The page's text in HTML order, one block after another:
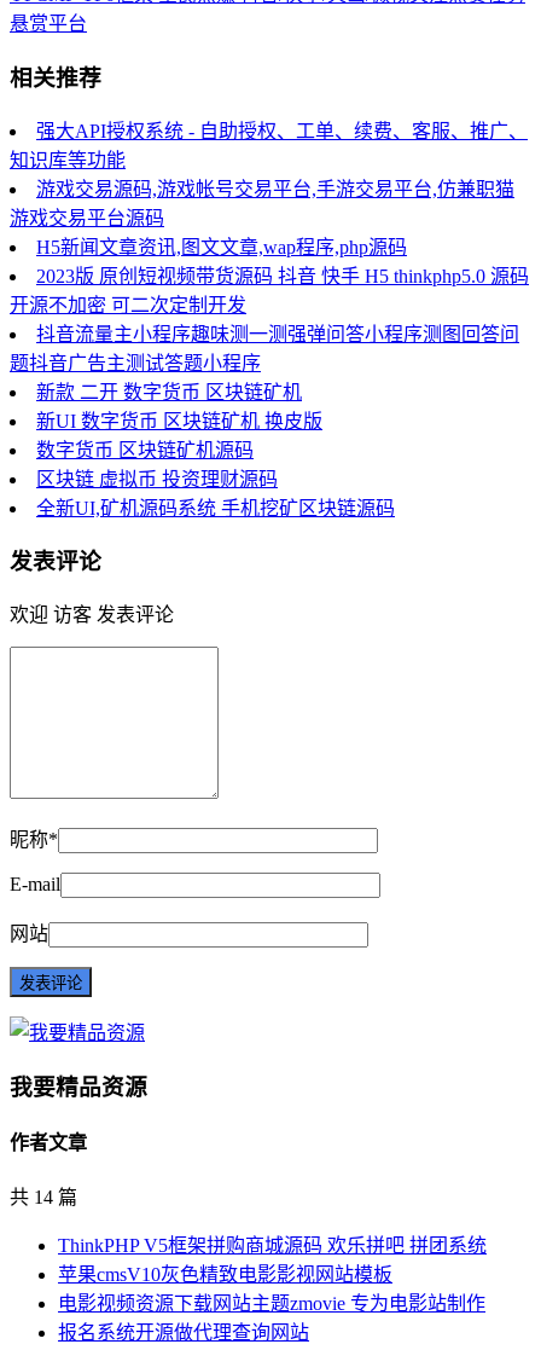
悬赏平台
相关推荐
强大API授权系统 - 自助授权、工单、续费、客服、推广、
知识库等功能
游戏交易源码,游戏帐号交易平台,手游交易平台,仿兼职猫
游戏交易平台源码
H5新闻文章资讯,图文文章,wap程序,php源码
2023版 原创短视频带货源码 抖音 快手 H5 thinkphp5.0 源码
开源不加密 可二次定制开发
抖音流量主小程序趣味测一测强弹问答小程序测图回答问
题抖音广告主测试答题小程序
新款 二开 数字货币 区块链矿机
新UI 数字货币 区块链矿机 换皮版
数字货币 区块链矿机源码
区块链 虚拟币 投资理财源码
全新UI,矿机源码系统 手机挖矿区块链源码
发表评论
欢迎 访客 发表评论
昵称*
E-mail
网站
我要精品资源
作者文章
共 14 篇
ThinkPHP V5框架拼购商城源码 欢乐拼吧 拼团系统
苹果cmsV10灰色精致电影影视网站模板
电影视频资源下载网站主题zmovie 专为电影站制作
报名系统开源做代理查询网站